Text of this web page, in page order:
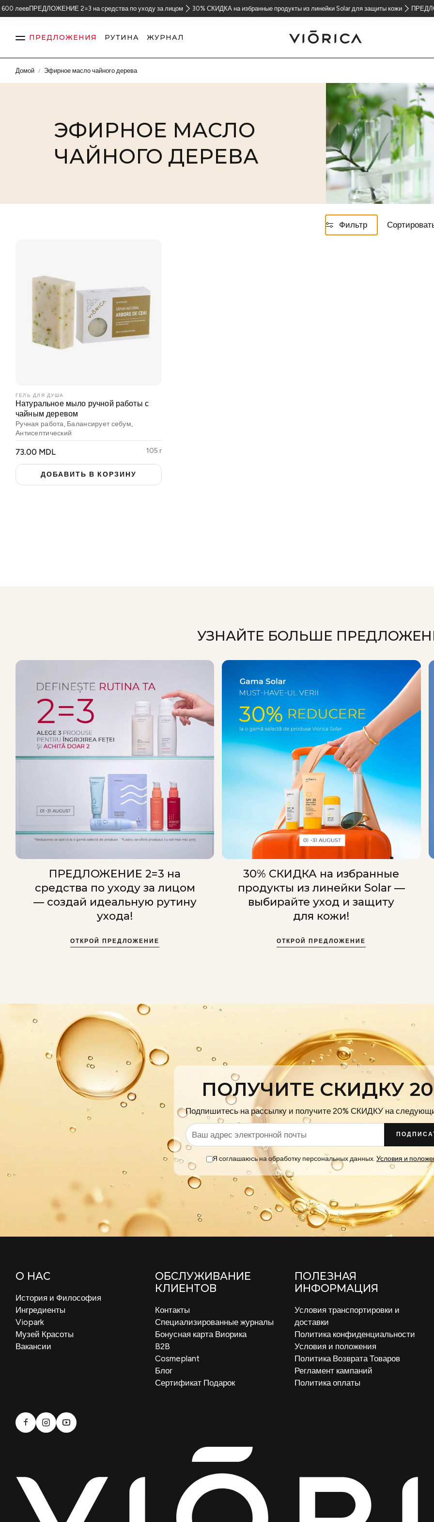
2=3 на средства по уходу за лицом 30% СКИДКА на избранные продукты из линейки Solar для защиты кожи ПРЕДЛОЖЕНИЕ
ПРЕДЛОЖЕНИЯ РУТИНА ЖУРНАЛ
Волосы
Для мужчин
Солнцезащитный крем
Situationship
Наборы
Предложения
Домой Эфирное масло чайного дерева
ЭФИРНОЕ МАСЛО
ЧАЙНОГО ДЕРЕВА
Фильтр
ГЕЛЬ ДЛЯ ДУША
Натуральное мыло ручной работы с
чайным деревом
Ручная работа, Балансирует себум,
Антисептический
ОБЫЧНАЯ
73.00 MDL 105 г
ДОБАВИТЬ В КОРЗИНУ
УЗНАЙТЕ БОЛЬШЕ
ПРЕДЛОЖЕНИЕ 2=3 на
средства по уходу за лицом
— создай идеальную рутину
ухода!
ОТКРОЙ ПРЕДЛОЖЕНИЕ
30% СКИДКА на избранные
продукты из линейки Solar —
выбирайте уход и защиту
для кожи!
ОТКРОЙ ПРЕДЛОЖЕНИЕ
ПОЛУЧИТЕ СКИДКУ
Подпишитесь на рассылку и получите 20% СКИДКУ на
Я соглашаюсь на обработку персональных данных. Условия и
О НАС
История и Философия
Ингредиенты
Viopark
Музей Красоты
Вакансии
ОБСЛУЖИВАНИЕ
КЛИЕНТОВ
Контакты
Специализированные журналы
Бонусная карта Виорика
B2B
Cosmeplant
Блог
Сертификат Подарок
ПОЛЕЗНАЯ
ИНФОРМАЦИЯ
Условия транспортировки и
доставки
Политика конфиденциальности
Условия и положения
Политика Возврата Товаров
Регламент кампаний
Политика оплаты